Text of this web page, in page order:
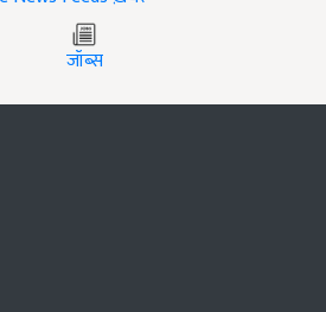
जॉब्स